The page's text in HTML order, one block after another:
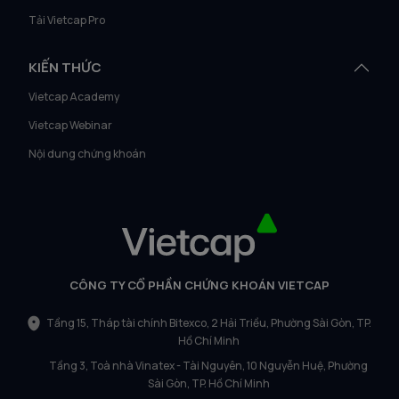
Tải Vietcap Pro
KIẾN THỨC
Vietcap Academy
Vietcap Webinar
Nội dung chứng khoán
CÔNG TY CỔ PHẦN CHỨNG KHOÁN VIETCAP
Tầng 15, Tháp tài chính Bitexco, 2 Hải Triều, Phường Sài Gòn, TP.
Hồ Chí Minh
Tầng 3, Toà nhà Vinatex - Tài Nguyên, 10 Nguyễn Huệ, Phường
Sài Gòn, TP. Hồ Chí Minh